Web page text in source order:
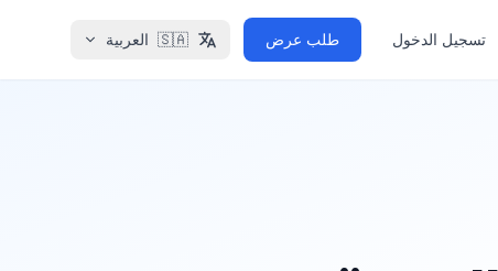
تسجيل الدخول طلب عرض 🇸🇦 العربية